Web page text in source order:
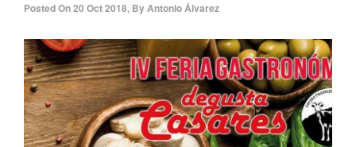
Posted On20 Oct 2018, ByAntonio Álvarez